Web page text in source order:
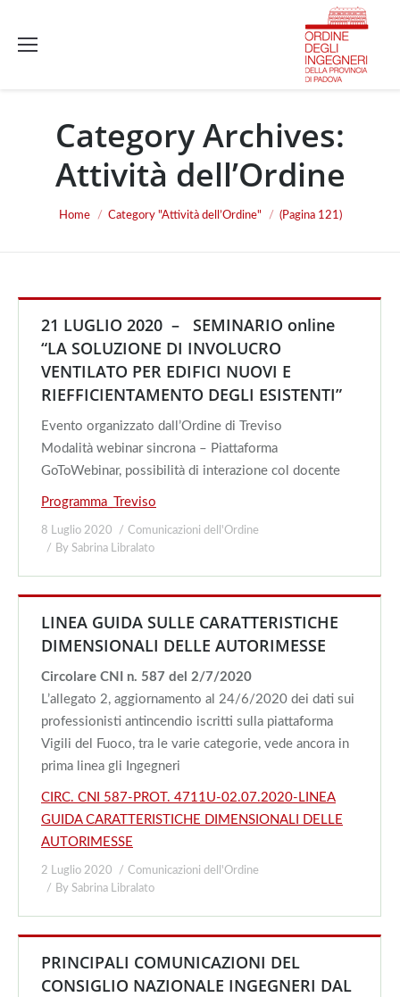
Category Archives:
Attività dell’Ordine
You are here:
Home Category "Attività dell’Ordine" (Pagina 121)
21 LUGLIO 2020 – SEMINARIO online
“LA SOLUZIONE DI INVOLUCRO
VENTILATO PER EDIFICI NUOVI E
RIEFFICIENTAMENTO DEGLI ESISTENTI”
Evento organizzato dall’Ordine di Treviso
Modalità webinar sincrona – Piattaforma
GoToWebinar, possibilità di interazione col docente
Programma_Treviso
8 Luglio 2020
Comunicazioni dell'Ordine
By Sabrina Libralato
LINEA GUIDA SULLE CARATTERISTICHE
DIMENSIONALI DELLE AUTORIMESSE
Circolare CNI n. 587 del 2/7/2020
L’allegato 2, aggiornamento al 24/6/2020 dei dati sui
professionisti antincendio iscritti sulla piattaforma
Vigili del Fuoco, tra le varie categorie, vede ancora in
prima linea gli Ingegneri
CIRC. CNI 587-PROT. 4711U-02.07.2020-LINEA
GUIDA CARATTERISTICHE DIMENSIONALI DELLE
AUTORIMESSE
2 Luglio 2020
Comunicazioni dell'Ordine
By Sabrina Libralato
PRINCIPALI COMUNICAZIONI DEL
CONSIGLIO NAZIONALE INGEGNERI DAL